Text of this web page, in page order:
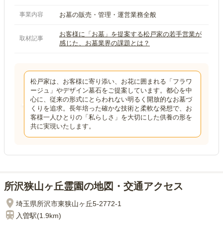
事業内容 お墓の販売・管理・運営業務全般
取材記事
お客様に「お墓」を提案する松戸家の若手営業が
感じた、お墓業界の課題とは？
松戸家は、お客様に寄り添い、お花に囲まれる「フラワ
ージュ」やデザイン墓石をご提案しています。都心を中
心に、従来の形式にとらわれない明るく開放的なお墓づ
くりを追求。長年培った確かな技術と柔軟な発想で、お
客様一人ひとりの「私らしさ」を大切にした供養の形を
共に実現いたします。
所沢狭山ヶ丘霊園の地図・交通アクセス
埼玉県所沢市東狭山ヶ丘5-2772-1
入曽駅(1.9km)